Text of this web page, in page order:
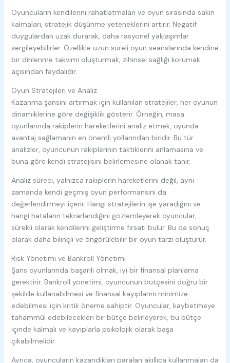
Oyuncuların kendilerini rahatlatmaları ve oyun sırasında sakin
kalmaları, stratejik düşünme yeteneklerini artırır. Negatif
duygulardan uzak durarak, daha rasyonel yaklaşımlar
sergileyebilirler. Özellikle uzun süreli oyun seanslarında kendine
bir dinlenme takvimi oluşturmak, zihinsel sağlığı korumak
açısından faydalıdır.
Oyun Stratejileri ve Analiz
Kazanma şansını artırmak için kullanılan stratejiler, her oyunun
dinamiklerine göre değişiklik gösterir. Örneğin, masa
oyunlarında rakiplerin hareketlerini analiz etmek, oyunda
avantaj sağlamanın en önemli yollarından biridir. Bu tür
analizler, oyuncunun rakiplerinin taktiklerini anlamasına ve
buna göre kendi stratejisini belirlemesine olanak tanır.
Analiz süreci, yalnızca rakiplerin hareketlerini değil, aynı
zamanda kendi geçmiş oyun performansını da
değerlendirmeyi içerir. Hangi stratejilerin işe yaradığını ve
hangi hataların tekrarlandığını gözlemleyerek oyuncular,
sürekli olarak kendilerini geliştirme fırsatı bulur. Bu da sonuç
olarak daha bilinçli ve öngörülebilir bir oyun tarzı oluşturur.
Risk Yönetimi ve Bankroll Yönetimi
Şans oyunlarında başarılı olmak, iyi bir finansal planlama
gerektirir. Bankroll yönetimi, oyuncunun bütçesini doğru bir
şekilde kullanabilmesi ve finansal kayıplarını minimize
edebilmesi için kritik öneme sahiptir. Oyuncular, kaybetmeye
tahammül edebilecekleri bir bütçe belirleyerek, bu bütçe
içinde kalmalı ve kayıplarla psikolojik olarak başa
çıkabilmelidir.
Ayrıca, oyuncuların kazandıkları paraları akıllıca kullanmaları da